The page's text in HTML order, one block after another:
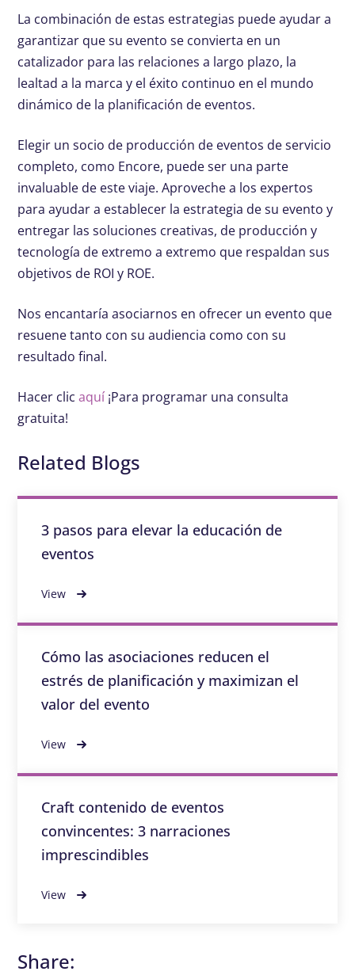
La combinación de estas estrategias puede ayudar a
garantizar que su evento se convierta en un
catalizador para las relaciones a largo plazo, la
lealtad a la marca y el éxito continuo en el mundo
dinámico de la planificación de eventos.
Elegir un socio de producción de eventos de servicio
completo, como Encore, puede ser una parte
invaluable de este viaje. Aproveche a los expertos
para ayudar a establecer la estrategia de su evento y
entregar las soluciones creativas, de producción y
tecnología de extremo a extremo que respaldan sus
objetivos de ROI y ROE.
Nos encantaría asociarnos en ofrecer un evento que
resuene tanto con su audiencia como con su
resultado final.
Hacer clicaquí ¡Para programar una consulta
gratuita!
Related Blogs
3 pasos para elevar la educación de
eventos
View
Cómo las asociaciones reducen el
estrés de planificación y maximizan el
valor del evento
View
Craft contenido de eventos
convincentes: 3 narraciones
imprescindibles
View
Share: